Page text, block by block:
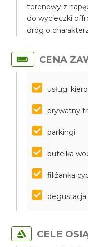
terenowy z
do wycieczki
dróg o
CENA
usługi
prywatny
parkingi
butelka
filiżanka
CELE